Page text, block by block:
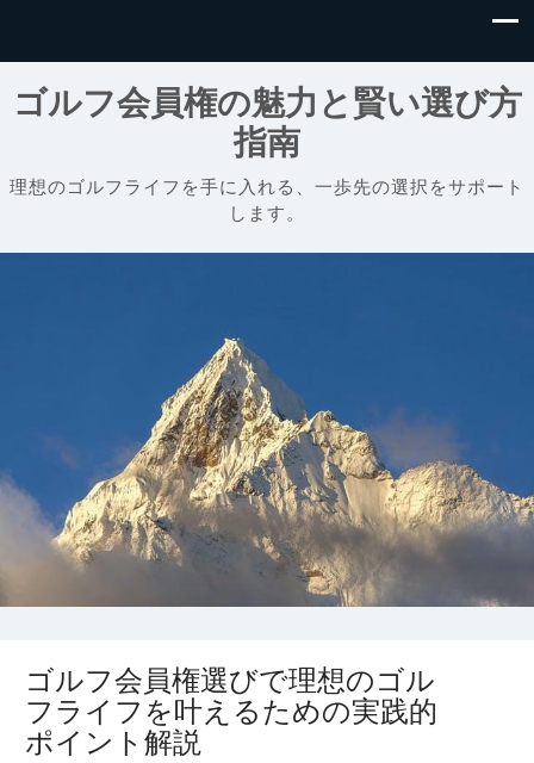
ゴルフ会員権の魅力と賢い選び方
指南
理想のゴルフライフを手に入れる、一歩先の選択をサポート
します。
ゴルフ会員権選びで理想のゴル
フライフを叶えるための実践的
ポイント解説